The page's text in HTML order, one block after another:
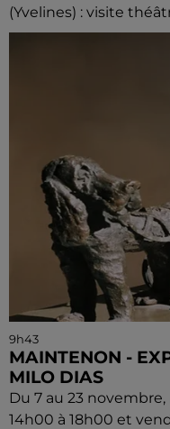
(Yvelines) : visite
9h43
MAINTENON -
MILO DIAS
Du 7 au 23
14h00 à 18h00 et